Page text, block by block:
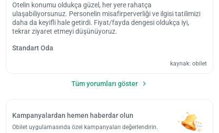
Otelin konumu oldukça güzel, her yere rahatça
ulaşabiliyorsunuz. Personelin misafirperverliği ve ilgisi tatilimizi
daha da keyifli hale getirdi. Fiyat/fayda dengesi oldukça iyi,
tekrar ziyaret etmeyi düşünüyoruz.
Standart Oda
kaynak: obilet
Tüm yorumları göster
Kampanyalardan hemen haberdar olun
Obilet uygulamasında özel kampanyaları değerlendirin.